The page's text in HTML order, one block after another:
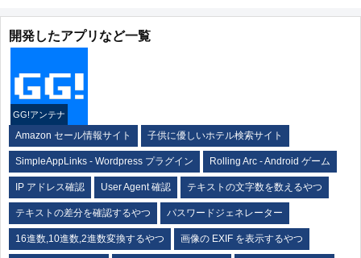
開発したアプリなど一覧
GG!アンテナ
Amazon セール情報サイト 子供に優しいホテル検索サイト
SimpleAppLinks - Wordpress プラグイン Rolling Arc - Android ゲーム
IP アドレス確認 User Agent 確認 テキストの文字数を数えるやつ
テキストの差分を確認するやつ パスワードジェネレーター
16進数,10進数,2進数変換するやつ 画像の EXIF を表示するやつ